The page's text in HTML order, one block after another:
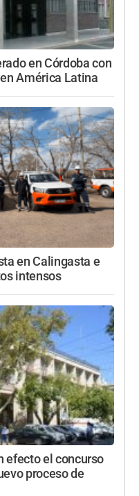
en Córdoba con
América Latina
en Calingasta e
intensos
efecto el concurso
proceso de